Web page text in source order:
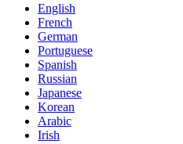
English
French
German
Portuguese
Spanish
Russian
Japanese
Korean
Arabic
Irish